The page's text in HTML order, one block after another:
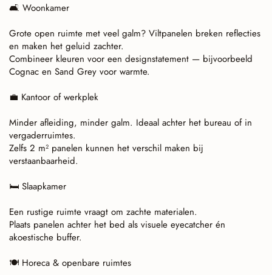
🛋 Woonkamer
Grote open ruimte met veel galm? Viltpanelen breken reflecties
en maken het geluid zachter.
Combineer kleuren voor een designstatement — bijvoorbeeld
Cognac en Sand Grey voor warmte.
💼 Kantoor of werkplek
Minder afleiding, minder galm. Ideaal achter het bureau of in
vergaderruimtes.
Zelfs 2 m² panelen kunnen het verschil maken bij
verstaanbaarheid.
🛏 Slaapkamer
Een rustige ruimte vraagt om zachte materialen.
Plaats panelen achter het bed als visuele eyecatcher én
akoestische buffer.
🍽 Horeca & openbare ruimtes